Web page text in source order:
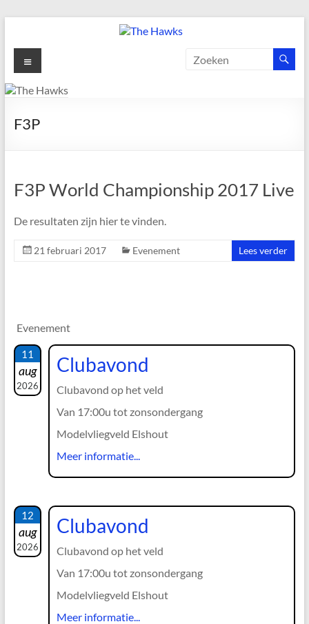
de
inhoud
The
Hawks
gezelligste
Menu
F3P
F3P World Championship 2017 Live
De resultaten zijn hier te vinden.
21 februari 2017 Evenement Lees verder
Evenement
11
aug
2026
Clubavond
Clubavond op het veld
Van 17:00u tot zonsondergang
Modelvliegveld Elshout
Meer informatie...
12
aug
2026
Clubavond
Clubavond op het veld
Van 17:00u tot zonsondergang
Modelvliegveld Elshout
Meer informatie...